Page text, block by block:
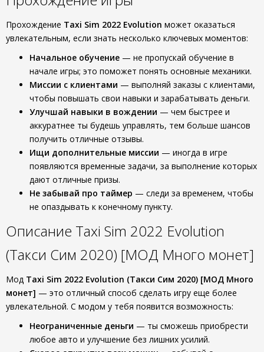
Прохождение Taxi Sim 2022 Evolution может оказаться
увлекательным, если знать несколько ключевых моментов:
Начальное обучение — не пропускай обучение в
начале игры; это поможет понять основные механики.
Миссии с клиентами — выполняй заказы с клиентами,
чтобы повышать свои навыки и зарабатывать деньги.
Улучшай навыки в вождении — чем быстрее и
аккуратнее ты будешь управлять, тем больше шансов
получить отличные отзывы.
Ищи дополнительные миссии — иногда в игре
появляются временные задачи, за выполнение которых
дают отличные призы.
Не забывай про таймер — следи за временем, чтобы
не опаздывать к конечному пункту.
Описание Taxi Sim 2022 Evolution
(Такси Сим 2020) [МОД Много монет]
Мод Taxi Sim 2022 Evolution (Такси Сим 2020) [МОД Много
монет] — это отличный способ сделать игру еще более
увлекательной. С модом у тебя появится возможность:
Неограниченные деньги — ты сможешь приобрести
любое авто и улучшение без лишних усилий.